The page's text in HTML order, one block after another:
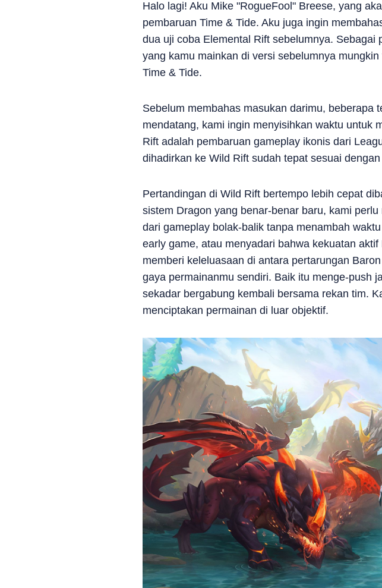
Halo lagi! Aku Mike "RogueFool" Breese, yang
pembaruan Time & Tide. Aku juga ingin
dua uji coba Elemental Rift sebelumnya.
yang kamu mainkan di versi sebelumnya
Time & Tide.
Sebelum membahas masukan darimu, beberapa
mendatang, kami ingin menyisihkan waktu untuk
Rift adalah pembaruan gameplay ikonis dari
dihadirkan ke Wild Rift sudah tepat sesuai
Pertandingan di Wild Rift bertempo lebih cepat
sistem Dragon yang benar-benar baru, kami
dari gameplay bolak-balik tanpa menambah
early game, atau menyadari bahwa kekuatan
memberi keleluasaan di antara pertarungan
gaya permainanmu sendiri. Baik itu menge-push
sekadar bergabung kembali bersama rekan tim.
menciptakan permainan di luar objektif.